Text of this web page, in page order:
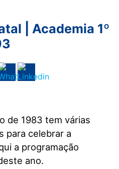
| Academia 1º
de 1983 tem várias
para celebrar a
a programação
ano.